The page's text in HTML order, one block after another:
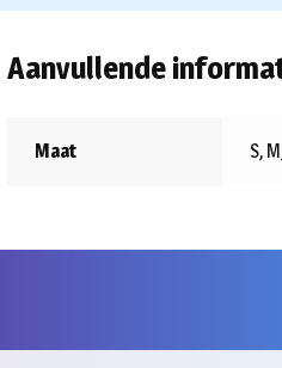
Aanvullende
Maat S,